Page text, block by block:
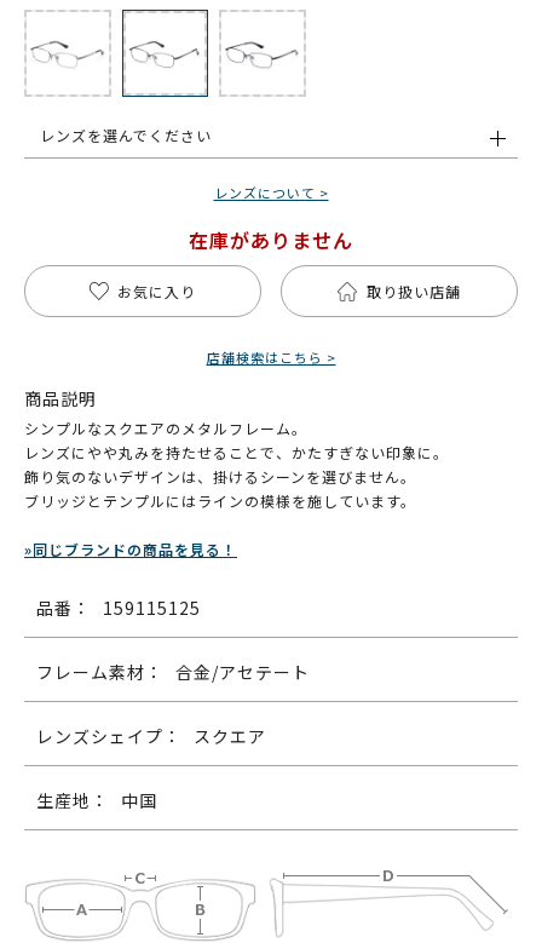
レンズを選んでください
レンズについて >
在庫がありません
お気に入り 取り扱い店舗
店舗検索はこちら >
商品説明
シンプルなスクエアのメタルフレーム。
レンズにやや丸みを持たせることで、かたすぎない印象に。
飾り気のないデザインは、掛けるシーンを選びません。
ブリッジとテンプルにはラインの模様を施しています。
»同じブランドの商品を見る！
品番： 159115125
フレーム素材： 合金/アセテート
レンズシェイプ： スクエア
生産地： 中国